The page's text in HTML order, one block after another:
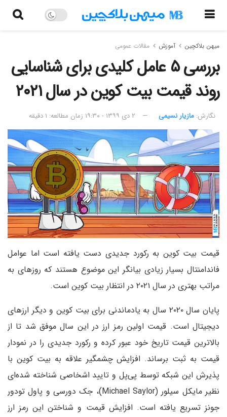
میهن بلاکچین آموزش مقالات عمومی
بررسی ۵ عامل کلیدی برای شناسایی
روند قیمت بیت کوین در سال ۲۰۲۱
نگارش:‌ مازیار نسیمی ۲ دی ۱۳۹۹ - ۱۹:۳۰ زمان مطالعه: ۱ دقیقه
قیمت بیت کوین به رکورد جدیدی دست یافته است اما عوامل
فاندامنتال بسیار زیادی بیانگر این موضوع هستند که روزهای به
مراتب بهتری در سال ۲۰۲۱ در انتظار بیت کوین است.
پایان سال ۲۰۲۰ سال به یادماندنی برای بیت کوین و دیگر ارزهای
دیجیتال است. قیمت اولین رمز ارز در این سال موفق شد تا از
بالاترین قیمت تاریخ خود عبور کرده و رکورد جدیدی را در نمودار
قیمت به ثبت برساند. افزایش چشمگیر علاقه به بیت کوین با
پذیرش این شبکه توسط پی‌پل و تایید اشخاصی شناخته شده‌ای
نظیر مایکل سیلور (Michael Saylor)، جک دورسی و پاول تودور
جونز تسریع یافته است. افزایش قیمت و شناختن این رمز ارز